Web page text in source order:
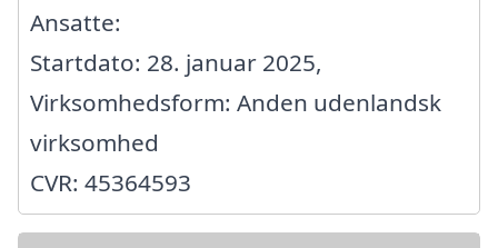
Ansatte:
Startdato: 28. januar 2025,
Virksomhedsform: Anden udenlandsk
virksomhed
CVR: 45364593